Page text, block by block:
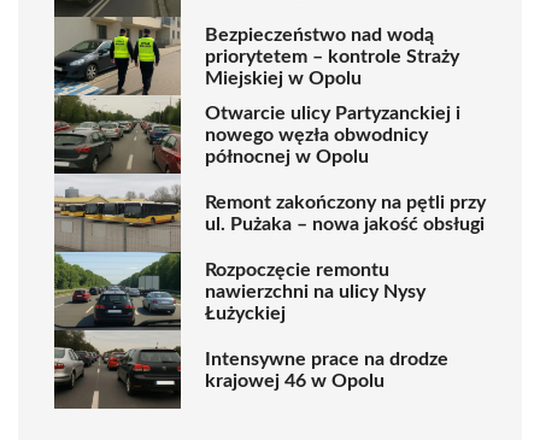
Bezpieczeństwo nad wodą
priorytetem – kontrole Straży
Miejskiej w Opolu
Otwarcie ulicy Partyzanckiej i
nowego węzła obwodnicy
północnej w Opolu
Remont zakończony na pętli przy
ul. Pużaka – nowa jakość obsługi
Rozpoczęcie remontu
nawierzchni na ulicy Nysy
Łużyckiej
Intensywne prace na drodze
krajowej 46 w Opolu